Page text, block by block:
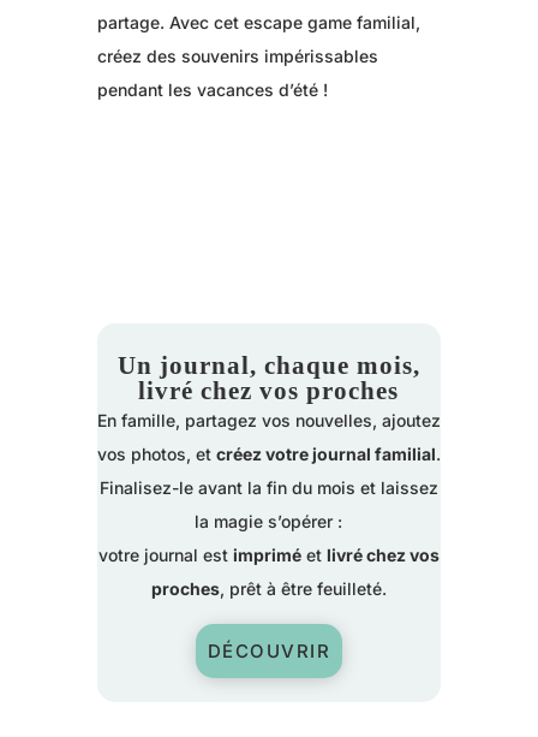
partage. Avec cet escape game familial,
créez des souvenirs impérissables
pendant les vacances d’été !
Un journal, chaque mois,
livré chez vos proches
En famille, partagez vos nouvelles, ajoutez
vos photos, et créez votre journal familial.
Finalisez-le avant la fin du mois et laissez
la magie s’opérer :
votre journal est impriméet livré chez vos
proches, prêt à être feuilleté.
DÉCOUVRIR